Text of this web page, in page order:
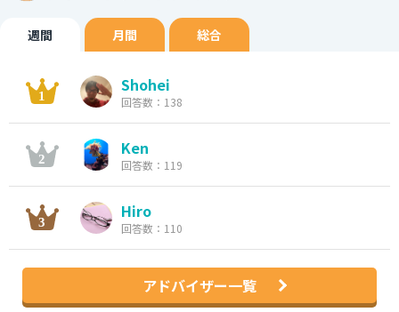
週間 月間 総合
Shohei
回答数：138
Ken
回答数：119
Hiro
回答数：110
アドバイザー一覧